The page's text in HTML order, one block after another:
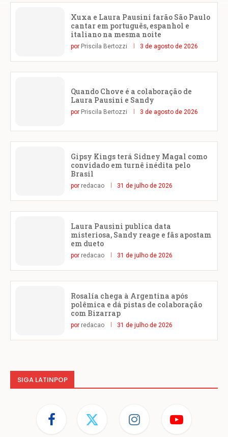
Xuxa e Laura Pausini farão São Paulo
cantar em português, espanhol e
italiano na mesma noite
por Priscila Bertozzi 3 de agosto de 2026
Quando Chove é a colaboração de
Laura Pausini e Sandy
por Priscila Bertozzi 3 de agosto de 2026
Gipsy Kings terá Sidney Magal como
convidado em turnê inédita pelo
Brasil
por redacao 31 de julho de 2026
Laura Pausini publica data
misteriosa, Sandy reage e fãs apostam
em dueto
por redacao 31 de julho de 2026
Rosalía chega à Argentina após
polêmica e dá pistas de colaboração
com Bizarrap
por redacao 31 de julho de 2026
SIGA LATINPOP